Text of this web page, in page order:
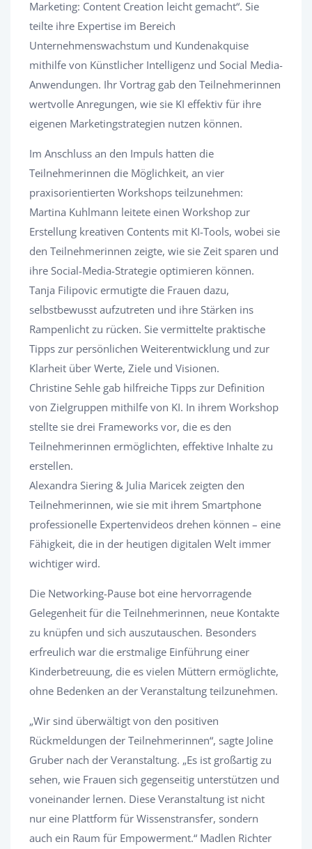
Marketing: Content Creation leicht gemacht“. Sie
teilte ihre Expertise im Bereich
Unternehmenswachstum und Kundenakquise
mithilfe von Künstlicher Intelligenz und Social Media-
Anwendungen. Ihr Vortrag gab den Teilnehmerinnen
wertvolle Anregungen, wie sie KI effektiv für ihre
eigenen Marketingstrategien nutzen können.
Im Anschluss an den Impuls hatten die
Teilnehmerinnen die Möglichkeit, an vier
praxisorientierten Workshops teilzunehmen:
Martina Kuhlmann leitete einen Workshop zur
Erstellung kreativen Contents mit KI-Tools, wobei sie
den Teilnehmerinnen zeigte, wie sie Zeit sparen und
ihre Social-Media-Strategie optimieren können.
Tanja Filipovic ermutigte die Frauen dazu,
selbstbewusst aufzutreten und ihre Stärken ins
Rampenlicht zu rücken. Sie vermittelte praktische
Tipps zur persönlichen Weiterentwicklung und zur
Klarheit über Werte, Ziele und Visionen.
Christine Sehle gab hilfreiche Tipps zur Definition
von Zielgruppen mithilfe von KI. In ihrem Workshop
stellte sie drei Frameworks vor, die es den
Teilnehmerinnen ermöglichten, effektive Inhalte zu
erstellen.
Alexandra Siering & Julia Maricek zeigten den
Teilnehmerinnen, wie sie mit ihrem Smartphone
professionelle Expertenvideos drehen können – eine
Fähigkeit, die in der heutigen digitalen Welt immer
wichtiger wird.
Die Networking-Pause bot eine hervorragende
Gelegenheit für die Teilnehmerinnen, neue Kontakte
zu knüpfen und sich auszutauschen. Besonders
erfreulich war die erstmalige Einführung einer
Kinderbetreuung, die es vielen Müttern ermöglichte,
ohne Bedenken an der Veranstaltung teilzunehmen.
„Wir sind überwältigt von den positiven
Rückmeldungen der Teilnehmerinnen“, sagte Joline
Gruber nach der Veranstaltung. „Es ist großartig zu
sehen, wie Frauen sich gegenseitig unterstützen und
voneinander lernen. Diese Veranstaltung ist nicht
nur eine Plattform für Wissenstransfer, sondern
auch ein Raum für Empowerment.“ Madlen Richter